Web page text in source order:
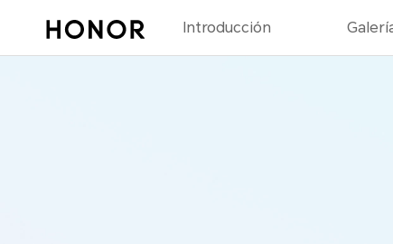
Introducción